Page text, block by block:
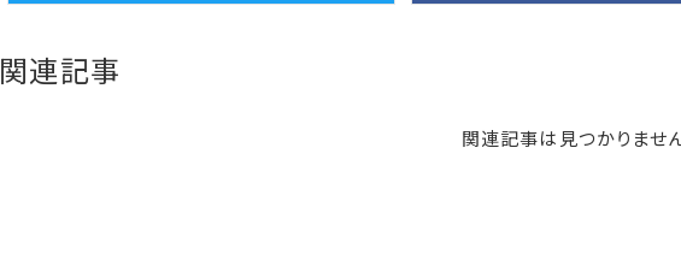
関連記事
関連記事は見つかりませ